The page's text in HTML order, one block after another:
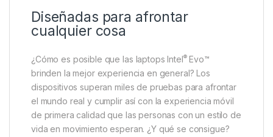
Diseñadas para afrontar
cualquier cosa
¿Cómo es posible que las laptops Intel®Evo™
brinden la mejor experiencia en general? Los
dispositivos superan miles de pruebas para afrontar
el mundo real y cumplir así con la experiencia móvil
de primera calidad que las personas con un estilo de
vida en movimiento esperan. ¿Y qué se consigue?